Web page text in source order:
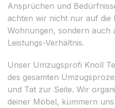
Ansprüchen und
achten wir nicht nur auf die
Wohnungen, sondern auch
Leistungs-Verhältnis.
Unser Umzugsprofi Knoll
des gesamten
und Tat zur Seite. Wir
deiner Möbel, kümmern